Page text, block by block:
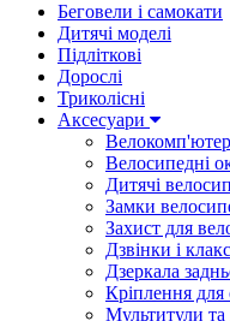
Беговели і самокати
Дитячі моделі
Підліткові
Дорослі
Триколісні
Аксесуари
Велосипедні
Дитячі
Замки
Захист для
Дзвінки і
Дзеркала
Кріплення для
Мультитули та